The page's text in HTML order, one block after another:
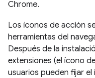
Chrome.
Los íconos de acción
herramientas del
Después de la
extensiones (el ícono
usuarios pueden fijar